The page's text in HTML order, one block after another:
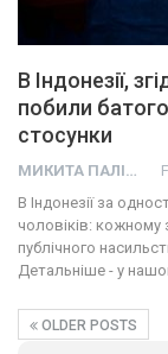
В Індонезії,
побили
стосунки
МИКИТА ПАЛІЙ
В Індонезії за
чоловіків: кожному
публічного
Детальніше - у
OLDER POSTS
5/17/2020
В цьому році,
провести
разом. Ми
солідарності,